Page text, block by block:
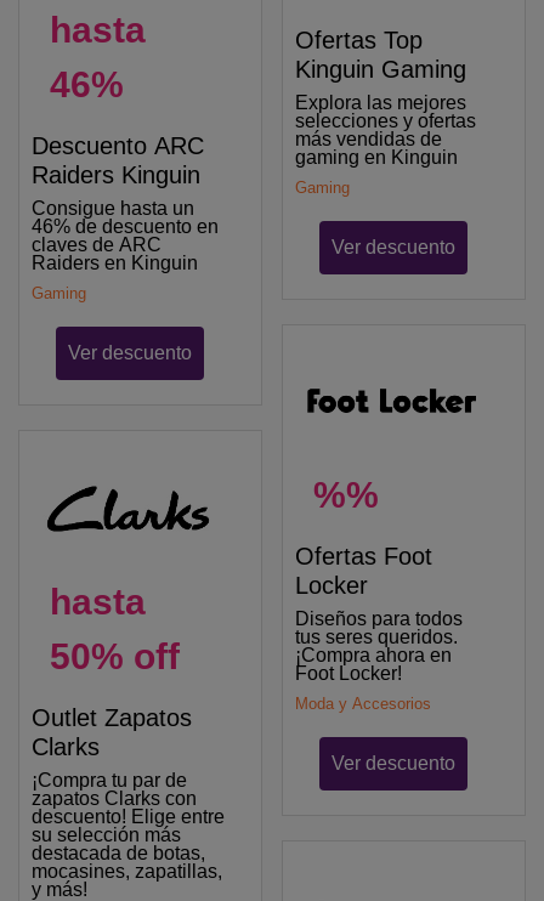
hasta
46%
Descuento ARC
Raiders Kinguin
Consigue hasta un
46% de descuento en
claves de ARC
Raiders en Kinguin
Gaming
Ver descuento
hasta
50% off
Outlet Zapatos
Clarks
¡Compra tu par de
zapatos Clarks con
descuento! Elige entre
su selección más
destacada de botas,
mocasines, zapatillas,
y más!
Ofertas Top
Kinguin Gaming
Explora las mejores
selecciones y ofertas
más vendidas de
gaming en Kinguin
Gaming
Ver descuento
%%
Ofertas Foot
Locker
Diseños para todos
tus seres queridos.
¡Compra ahora en
Foot Locker!
Moda y Accesorios
Ver descuento